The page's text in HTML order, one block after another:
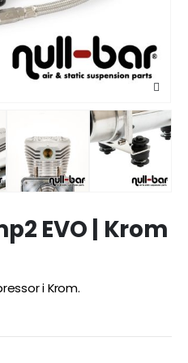
EVO | Krom
i Krom.